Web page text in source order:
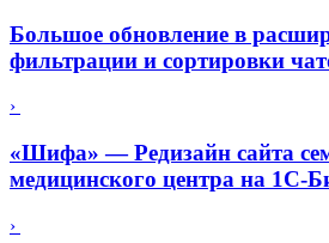
Большое обновление в
фильтрации и сортировки
›
«Шифа» — Редизайн сайта
медицинского центра на 1С-
›